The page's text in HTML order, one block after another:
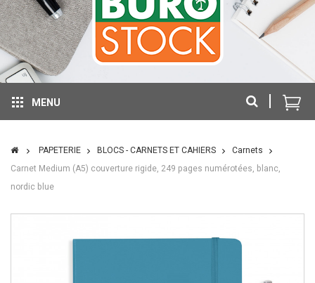
MENU
PAPETERIE BLOCS - CARNETS ET CAHIERS
Carnets
Carnet Medium (A5) couverture rigide, 249 pages numérotées, blanc,
nordic blue